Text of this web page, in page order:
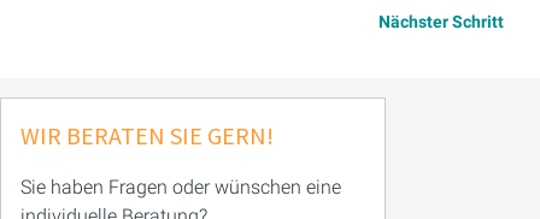
Nächster Schritt
WIR BERATEN SIE GERN!
Sie haben Fragen oder wünschen eine